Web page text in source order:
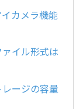
カメラ機能
イル形式は
ージの容量